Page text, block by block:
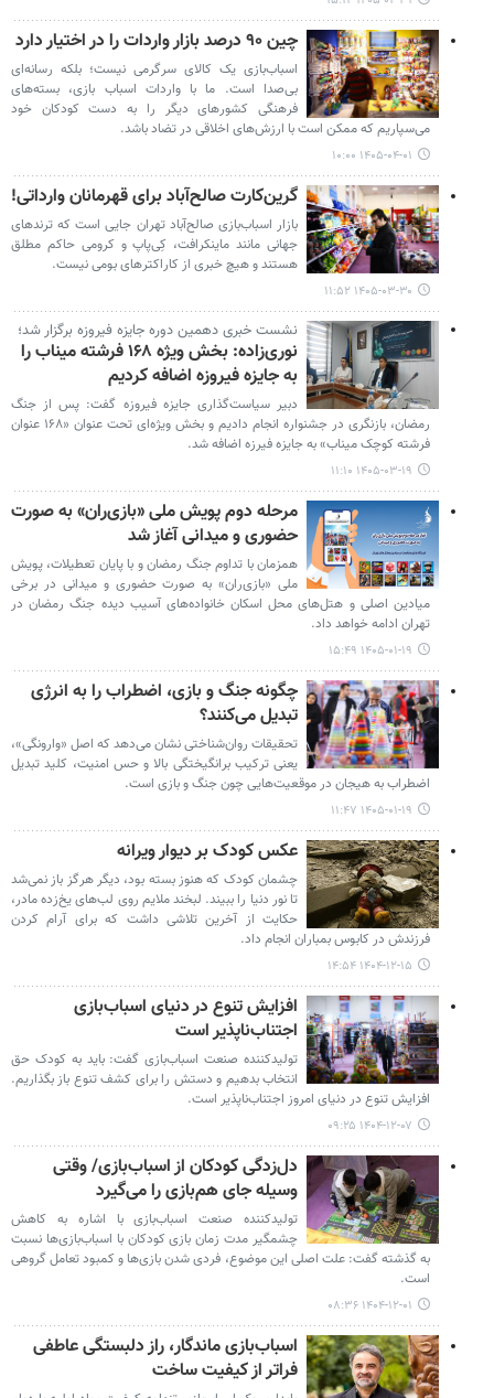
چین ۹۰ درصد بازار واردات را در اختیار دارد
اسباب‌بازی یک کالای سرگرمی نیست؛ بلکه رسانه‌ای
بی‌صدا است. ما با واردات اسباب بازی، بسته‌های
فرهنگی کشورهای دیگر را به دست کودکان خود
می‌سپاریم که ممکن است با ارزش‌های اخلاقی در تضاد باشد.
۱۴۰۵-۰۴-۰۱ ۱۰:۰۰
گرین‌کارت صالح‌آباد برای قهرمانان وارداتی!
بازار اسباب‌بازی صالح‌آباد تهران جایی است که ترندهای
جهانی مانند ماینکرافت، کِی‌پاپ و کرومی حاکم مطلق
هستند و هیچ خبری از کاراکترهای بومی نیست.
۱۴۰۵-۰۳-۳۰ ۱۱:۵۲
نشست خبری دهمین دوره جایزه فیروزه برگزار شد؛
نوری‌زاده: بخش ویژه ۱۶۸ فرشته میناب را
به جایزه فیروزه اضافه کردیم
دبیر سیاست‌گذاری جایزه فیروزه گفت: پس از جنگ
رمضان، بازنگری در جشنواره انجام دادیم و بخش ویژه‌ای تحت عنوان «۱۶۸ عنوان
فرشته کوچک میناب» به جایزه فیرزه اضافه شد.
۱۴۰۵-۰۳-۱۹ ۱۱:۱۰
مرحله دوم پویش ملی «بازی‌ران» به صورت
حضوری و میدانی آغاز شد
همزمان با تداوم جنگ رمضان و با پایان تعطیلات، پویش
ملی «بازی‌ران» به صورت حضوری و میدانی در برخی
میادین اصلی و هتل‌های محل اسکان خانواده‌های آسیب دیده جنگ رمضان در
تهران ادامه خواهد داد.
۱۴۰۵-۰۱-۱۹ ۱۵:۴۹
چگونه جنگ و بازی، اضطراب را به انرژی
تبدیل می‌کنند؟
تحقیقات روان‌شناختی نشان می‌دهد که اصل «وارونگی»،
یعنی ترکیب برانگیختگی بالا و حس امنیت، کلید تبدیل
اضطراب به هیجان در موقعیت‌هایی چون جنگ و بازی است.
۱۴۰۵-۰۱-۱۹ ۱۱:۴۷
عکس کودک بر دیوار ویرانه
چشمان کودک که هنوز بسته بود، دیگر هرگز باز نمی‌شد
تا نور دنیا را ببیند. لبخند ملایم روی لب‌های یخ‌زده‌ مادر،
حکایت از آخرین تلاشی داشت که برای آرام کردن
فرزندش در کابوس بمباران انجام داد.
۱۴۰۴-۱۲-۱۵ ۱۴:۵۴
افزایش تنوع در دنیای اسباب‌بازی
اجتناب‌ناپذیر است
تولیدکننده صنعت اسباب‌بازی گفت: باید به کودک حق
انتخاب بدهیم و دستش را برای کشف تنوع باز بگذاریم.
افزایش تنوع در دنیای امروز اجتناب‌ناپذیر است.
۱۴۰۴-۱۲-۰۷ ۰۹:۲۵
دل‌زدگی کودکان از اسباب‌بازی/ وقتی
وسیله جای هم‌بازی را می‌گیرد
تولیدکننده صنعت اسباب‌بازی با اشاره به کاهش
چشمگیر مدت زمان بازی کودکان با اسباب‌بازی‌ها نسبت
به گذشته گفت: علت اصلی این موضوع، فردی شدن بازی‌ها و کمبود تعامل گروهی
است.
۱۴۰۴-۱۲-۰۱ ۰۸:۳۶
اسباب‌بازی ماندگار، راز دلبستگی عاطفی
فراتر از کیفیت ساخت